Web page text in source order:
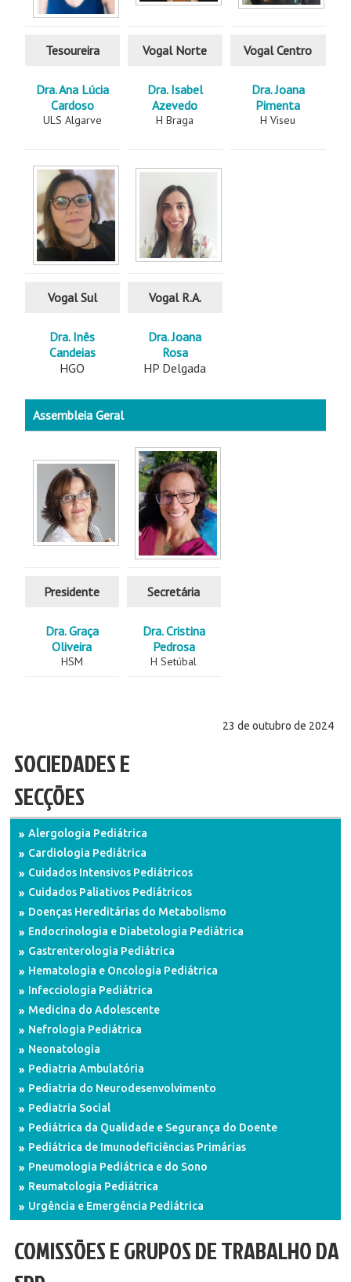
Tesoureira Vogal Norte Vogal Centro
Dra. Ana Lúcia
Cardoso
ULS Algarve
Dra. Isabel
Azevedo
H Braga
Dra. Joana
Pimenta
H Viseu
Vogal Sul Vogal R.A.
Dra. Inês
Candeias
HGO
Dra. Joana
Rosa
HP Delgada
Assembleia Geral
Presidente Secretária
Dra. Graça
Oliveira
HSM
Dra. Cristina
Pedrosa
H Setúbal
23 de outubro de 2024
SOCIEDADES E
SECÇÕES
Alergologia Pediátrica
Cardiologia Pediátrica
Cuidados Intensivos Pediátricos
Cuidados Paliativos Pediátricos
Doenças Hereditárias do Metabolismo
Endocrinologia e Diabetologia Pediátrica
Gastrenterologia Pediátrica
Hematologia e Oncologia Pediátrica
Infecciologia Pediátrica
Medicina do Adolescente
Nefrologia Pediátrica
Neonatologia
Pediatria Ambulatória
Pediatria do Neurodesenvolvimento
Pediatria Social
Pediátrica da Qualidade e Segurança do Doente
Pediátrica de Imunodeficiências Primárias
Pneumologia Pediátrica e do Sono
Reumatologia Pediátrica
Urgência e Emergência Pediátrica
COMISSÕES E GRUPOS DE TRABALHO DA